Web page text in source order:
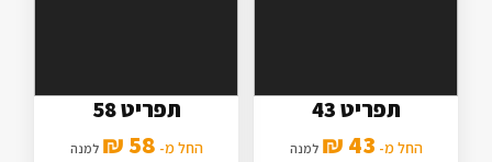
2 תוספות
תפריט 43
החל מ- 43 ₪ למנה
3 תוספות
תפריט 58
החל מ- 58 ₪ למנה